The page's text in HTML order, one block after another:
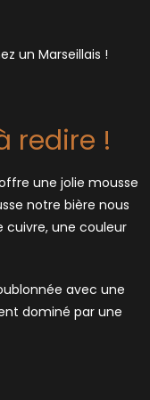
un Marseillais !
redire !
une jolie mousse
notre bière nous
cuivre, une couleur
avec une
dominé par une